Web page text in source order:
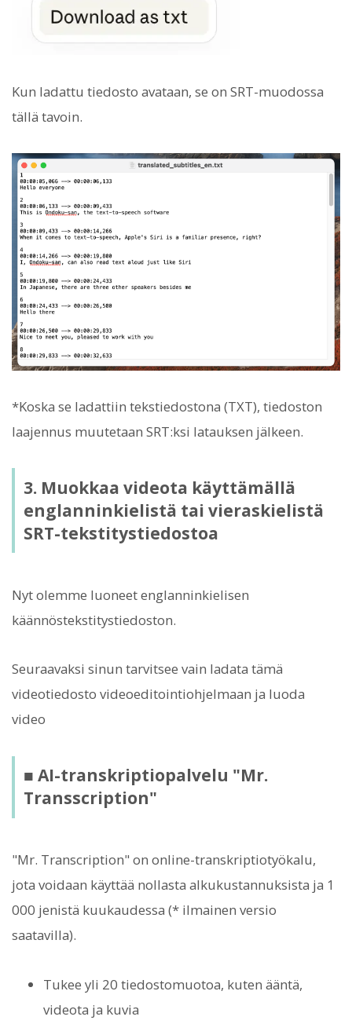
Kun ladattu tiedosto avataan, se on SRT-muodossa
tällä tavoin.
*Koska se ladattiin tekstiedostona (TXT), tiedoston
laajennus muutetaan SRT:ksi latauksen jälkeen.
3. Muokkaa videota käyttämällä
englanninkielistä tai vieraskielistä
SRT-tekstitystiedostoa
Nyt olemme luoneet englanninkielisen
käännöstekstitystiedoston.
Seuraavaksi sinun tarvitsee vain ladata tämä
videotiedosto videoeditointiohjelmaan ja luoda
video
■ AI-transkriptiopalvelu "Mr.
Transscription"
"Mr. Transcription" on online-transkriptiotyökalu,
jota voidaan käyttää nollasta alkukustannuksista ja 1
000 jenistä kuukaudessa (* ilmainen versio
saatavilla).
Tukee yli 20 tiedostomuotoa, kuten ääntä,
videota ja kuvia